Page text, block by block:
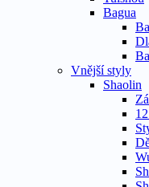
Bagua
Vnější styly
Shaolin